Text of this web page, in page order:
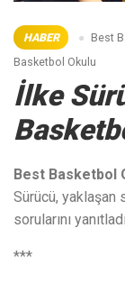
HABER Best
Basketbol Okulu
İlke
Best Basketbol
Sürücü, yaklaşan
sorularını yanıtladı.
***